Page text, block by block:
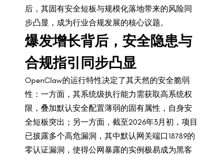
后，其固有安全短板与规模化落地带来的风险同
步凸显，成为行业合规发展的核心议题。
爆发增长背后，安全隐患与
合规指引同步凸显
OpenClaw的运行特性决定了其天然的安全脆弱
性：一方面，其系统级执行能力需获取高系统权
限，叠加默认安全配置薄弱的固有属性，自身安
全短板突出；另一方面，截至2026年3月初，项目
已披露多个高危漏洞，其中默认网关端口18789的
零认证漏洞，使得公网暴露的实例极易成为黑客